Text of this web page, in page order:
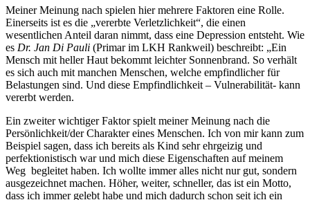
Meiner Meinung nach spielen hier mehrere Faktoren eine Rolle.
Einerseits ist es die „vererbte Verletzlichkeit“, die einen
wesentlichen Anteil daran nimmt, dass eine Depression entsteht. Wie
es Dr. Jan Di Pauli (Primar im LKH Rankweil) beschreibt: „Ein
Mensch mit heller Haut bekommt leichter Sonnenbrand. So verhält
es sich auch mit manchen Menschen, welche empfindlicher für
Belastungen sind. Und diese Empfindlichkeit – Vulnerabilität- kann
vererbt werden.
Ein zweiter wichtiger Faktor spielt meiner Meinung nach die
Persönlichkeit/der Charakter eines Menschen. Ich von mir kann zum
Beispiel sagen, dass ich bereits als Kind sehr ehrgeizig und
perfektionistisch war und mich diese Eigenschaften auf meinem
Weg begleitet haben. Ich wollte immer alles nicht nur gut, sondern
ausgezeichnet machen. Höher, weiter, schneller, das ist ein Motto,
dass ich immer gelebt habe und mich dadurch schon seit ich ein